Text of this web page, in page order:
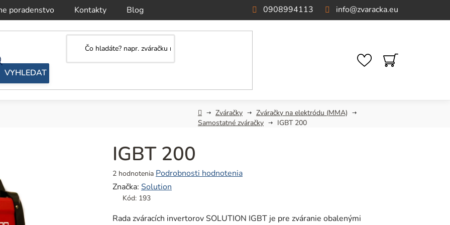
poradenstvo Kontakty Blog info@zvaracka.eu
0908994113
NÁKUPNÝ
KOŠÍK
DomovZváračky
Zváračky na elektródu (MMA)
Samostatné zváračky
IGBT 200
IGBT 200
Priemerné
hodnotenie
produktu
5,0
2 hodnotenia Podrobnosti hodnotenia
Značka: Solution
Kód: 193
Rada zváracích invertorov SOLUTION IGBT je pre zváranie obalenými